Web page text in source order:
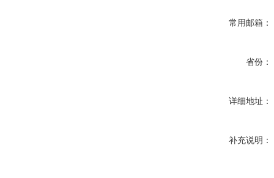
常用邮箱：
省份：
详细地址：
补充说明：